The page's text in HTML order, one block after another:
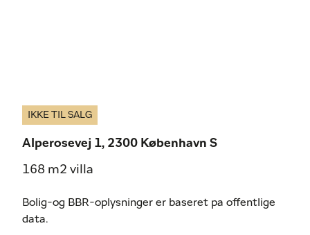
IKKE TIL SALG
Alperosevej 1, 2300 København S
168 m2 villa
Bolig-og BBR-oplysninger er baseret pa offentlige
data.